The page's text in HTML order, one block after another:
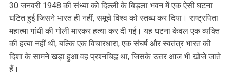
30 जनवरी 1948 की संध्या को दिल्ली के बिड़ला भवन में एक ऐसी घटना
घटित हुई जिसने भारत ही नहीं, समूचे विश्व को स्तब्ध कर दिया। राष्ट्रपिता
महात्मा गांधी की गोली मारकर हत्या कर दी गई। यह घटना केवल एक व्यक्ति
की हत्या नहीं थी, बल्कि एक विचारधारा, एक संघर्ष और स्वतंत्र भारत की
दिशा के सामने खड़ा हुआ वह प्रश्नचिह्न था, जिसके उत्तर आज भी खोजे जाते
हैं।